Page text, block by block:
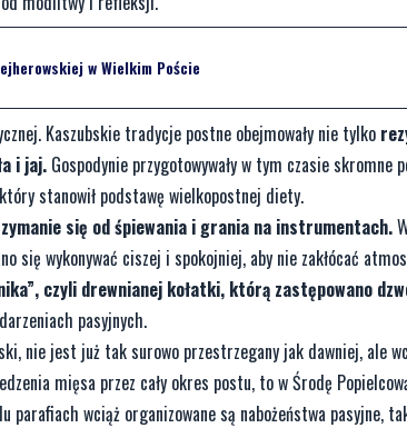
w Wielkim Poście
Kaszubskie tradycje postne obejmowały nie tylko
i jaj. Gospodynie przygotowywały w tym czasie skromne
stanowił podstawę wielkopostnej diety.
się od śpiewania i grania na instrumentach.
wykonywać ciszej i spokojniej, aby nie zakłócać
czyli drewnianej kołatki, którą zastępowano
pasyjnych.
nie jest już tak surowo przestrzegany jak dawniej, ale
mięsa przez cały okres postu, to w Środę
wciąż organizowane są nabożeństwa pasyjne,